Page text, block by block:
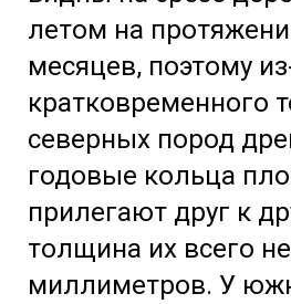
летом на
месяцев, поэтому
кратковременного
северных пород
годовые кольца
прилегают друг к
толщина их всего
миллиметров. У